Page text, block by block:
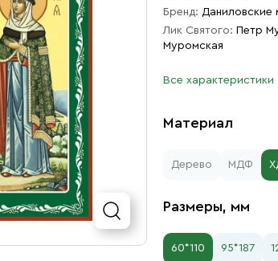
Бренд: Даниловские
Лик Святого: Петр
Муромская
Все характеристики
Материал
Дерево МДФ
Размеры, мм
60*110 95*187